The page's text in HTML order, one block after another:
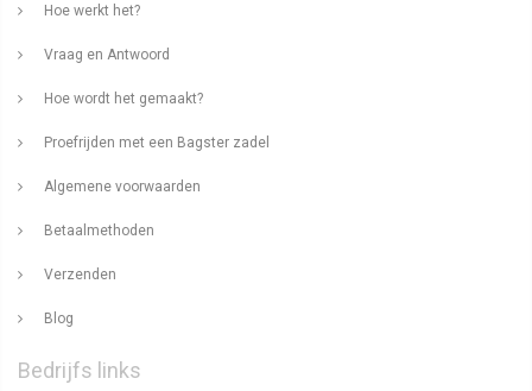
Hoe werkt het?
Vraag en Antwoord
Hoe wordt het gemaakt?
Proefrijden met een Bagster zadel
Algemene voorwaarden
Betaalmethoden
Verzenden
Blog
Bedrijfs links